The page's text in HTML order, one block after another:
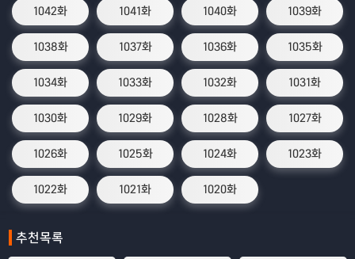
1042화 1041화 1040화 1039화
1038화 1037화 1036화 1035화
1034화 1033화 1032화 1031화
1030화 1029화 1028화 1027화
1026화 1025화 1024화 1023화
1022화 1021화 1020화
추천목록